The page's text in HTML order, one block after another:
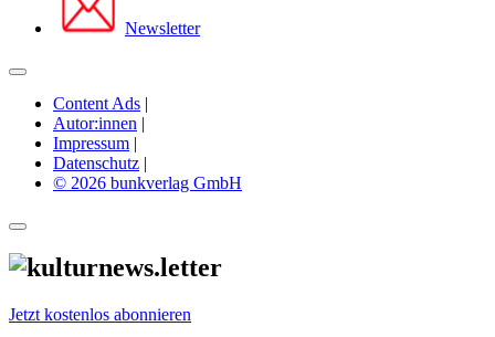
Newsletter
Content Ads |
Autor:innen |
Impressum |
Datenschutz |
© 2026 bunkverlag GmbH
Jetzt kostenlos abonnieren